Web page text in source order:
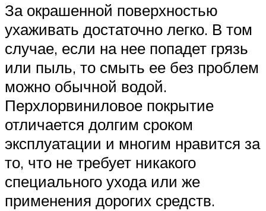
За окрашенной поверхностью
ухаживать достаточно легко. В том
случае, если на нее попадет грязь
или пыль, то смыть ее без проблем
можно обычной водой.
Перхлорвиниловое покрытие
отличается долгим сроком
эксплуатации и многим нравится за
то, что не требует никакого
специального ухода или же
применения дорогих средств.